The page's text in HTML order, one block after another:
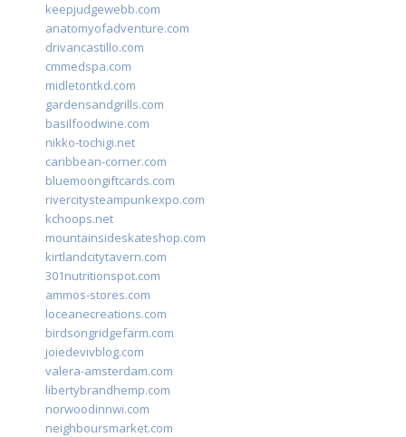
keepjudgewebb.com
anatomyofadventure.com
drivancastillo.com
cmmedspa.com
midletontkd.com
gardensandgrills.com
basilfoodwine.com
nikko-tochigi.net
caribbean-corner.com
bluemoongiftcards.com
rivercitysteampunkexpo.com
kchoops.net
mountainsideskateshop.com
kirtlandcitytavern.com
301nutritionspot.com
ammos-stores.com
loceanecreations.com
birdsongridgefarm.com
joiedevivblog.com
valera-amsterdam.com
libertybrandhemp.com
norwoodinnwi.com
neighboursmarket.com